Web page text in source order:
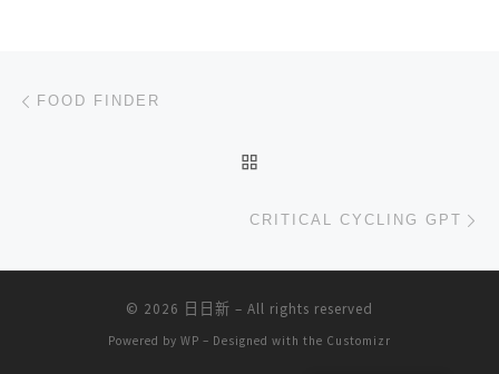
文章导航
FOOD FINDER
CRITICAL CYCLING GPT
© 2026 日日新 – All rights reserved
Powered by WP – Designed with the Customizr